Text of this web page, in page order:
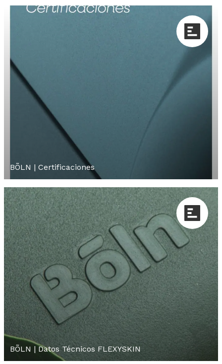
BÕLN | Certificaciones
BÕLN | Datos Técnicos FLEXYSKIN